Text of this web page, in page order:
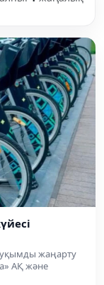
жаңарту
АҚ және